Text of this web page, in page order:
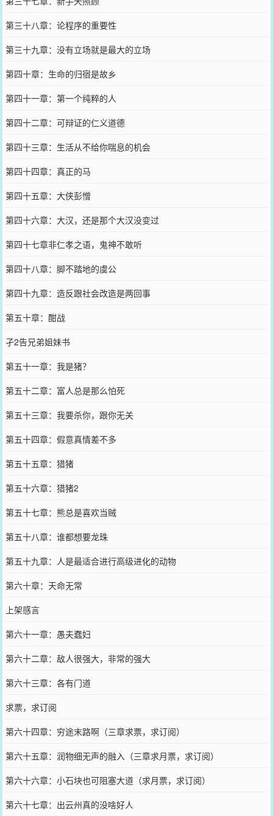
第三十八章：论程序的重要性
第三十九章：没有立场就是最大的立场
第四十章：生命的归宿是故乡
第四十一章：第一个纯粹的人
第四十二章：可辩证的仁义道德
第四十三章：生活从不给你喘息的机会
第四十四章：真正的马
第四十五章：大侠彭憎
第四十六章：大汉，还是那个大汉没变过
第四十七章非仁孝之语，鬼神不敢听
第四十八章：脚不踏地的虞公
第四十九章：造反跟社会改造是两回事
第五十章：酣战
孑2告兄弟姐妹书
第五十一章：我是猪？
第五十二章：富人总是那么怕死
第五十三章：我要杀你，跟你无关
第五十四章：假意真情差不多
第五十五章：猎猪
第五十六章：猎猪2
第五十七章：熊总是喜欢当贼
第五十八章：谁都想要龙珠
第五十九章：人是最适合进行高级进化的动物
第六十章：天命无常
上架感言
第六十一章：愚夫蠢妇
第六十二章：敌人很强大，非常的强大
第六十三章：各有门道
求票，求订阅
第六十四章：穷途末路啊（三章求票，求订阅）
第六十五章：润物细无声的融入（三章求月票，求订阅）
第六十六章：小石块也可阻塞大道（求月票，求订阅）
第六十七章：出云州真的没啥好人